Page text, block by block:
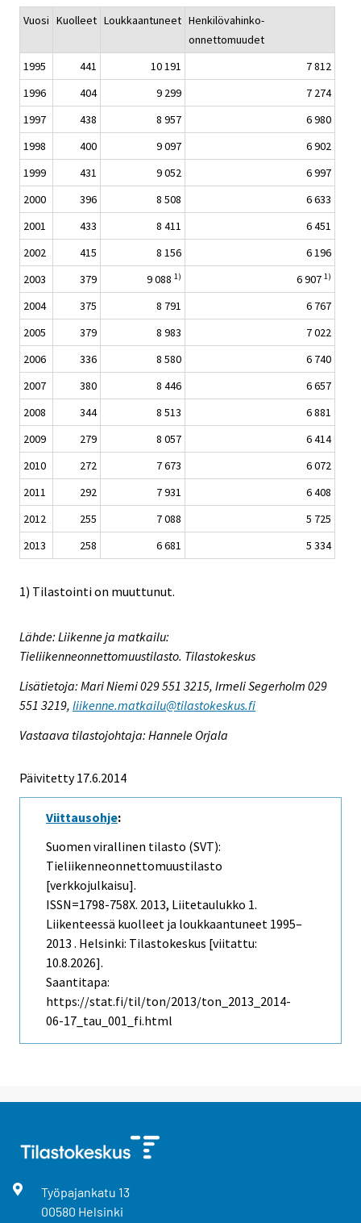
Vuosi Kuolleet Loukkaantuneet Henkilövahinko-
onnettomuudet
1995
441 10 191
7 812
1996
404 9 299
7 274
1997
438 8 957
6 980
1998
400 9 097
6 902
1999
431 9 052
6 997
2000
396 8 508
6 633
2001
433 8 411
6 451
2002
415 8 156
6 196
2003
379 9 088 1) 6 907 1)
2004 375 8 791
6 767
2005
379 8 983
7 022
2006
336 8 580
6 740
2007
380 8 446
6 657
2008
344 8 513
6 881
2009
279 8 057
6 414
2010
272 7 673
6 072
2011
292 7 931
6 408
2012
255 7 088
5 725
2013
258 6 681 5 334
1) Tilastointi on muuttunut.
Lähde: Liikenne ja matkailu:
Tieliikenneonnettomuustilasto. Tilastokeskus
Lisätietoja: Mari Niemi 029 551 3215, Irmeli Segerholm 029
551 3219, liikenne.matkailu@tilastokeskus.fi
Vastaava tilastojohtaja: Hannele Orjala
Päivitetty 17.6.2014
Viittausohje:
Suomen virallinen tilasto (SVT):
Tieliikenneonnettomuustilasto
[verkkojulkaisu].
ISSN=1798-758X. 2013, Liitetaulukko 1.
Liikenteessä kuolleet ja loukkaantuneet 1995–
2013 . Helsinki: Tilastokeskus [viitattu:
10.8.2026].
Saantitapa:
https://stat.fi/til/ton/2013/ton_2013_2014-
06-17_tau_001_fi.html
Työpajankatu 13
00580 Helsinki